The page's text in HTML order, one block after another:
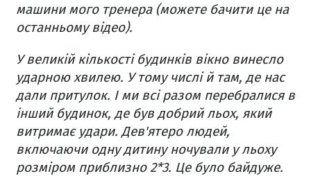
машини мого тренера (можете бачити це на
останньому відео).
У великій кількості будинків вікно винесло
ударною хвилею. У тому числі й там, де нас
дали притулок. І ми всі разом перебралися в
інший будинок, де був добрий льох, який
витримає удари. Дев'ятеро людей,
включаючи одну дитину ночували у льоху
розміром приблизно 2*3. Це було байдуже.